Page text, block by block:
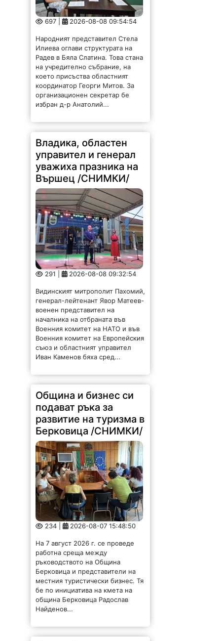
697 | 2026-08-08 09:54:54
Народният представител Стела
Илиева оглави структурата на
Радев в Бяла Слатина. Това стана
на учредително събрание, на
което присъства областният
координатор Георги Митов. За
организационен секретар бе
избран д-р Анатолий...
Владика, областен
управител и генерал
уважиха празника на
Вършец /СНИМКИ/
291 | 2026-08-08 09:32:54
Видинският митрополит Пахомий,
генерал-лейтенант Явор Матеев-
военен представител на
началника на отбраната във
Военния комитет на НАТО и във
Военния комитет на Европейския
съюз и областният управител
Иван Каменов бяха сред...
Община и бизнес си
подават ръка за
развитие на туризма в
Берковица /СНИМКИ/
234 | 2026-08-07 15:48:50
На 7 август 2026 г. се проведе
работна среща между
ръководството на Община
Берковица и представители на
местния туристически бизнес. Тя
бе по инициатива на кмета на
община Берковица Радослав
Найденов...